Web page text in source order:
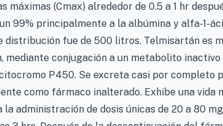
máximas (Cmax) alrededor de 0.5 a 1 hr
99% principalmente a la albúmina y alfa-1-
distribución fue de 500 litros. Telmisartán es
mediante conjugación a un metabolito
P450. Se excreta casi por completo
como fármaco inalterado. Exhibe una vida
la administración de dosis únicas de 20 a 80